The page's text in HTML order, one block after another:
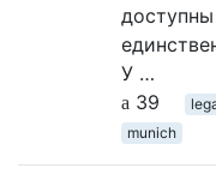
У …
39
munich